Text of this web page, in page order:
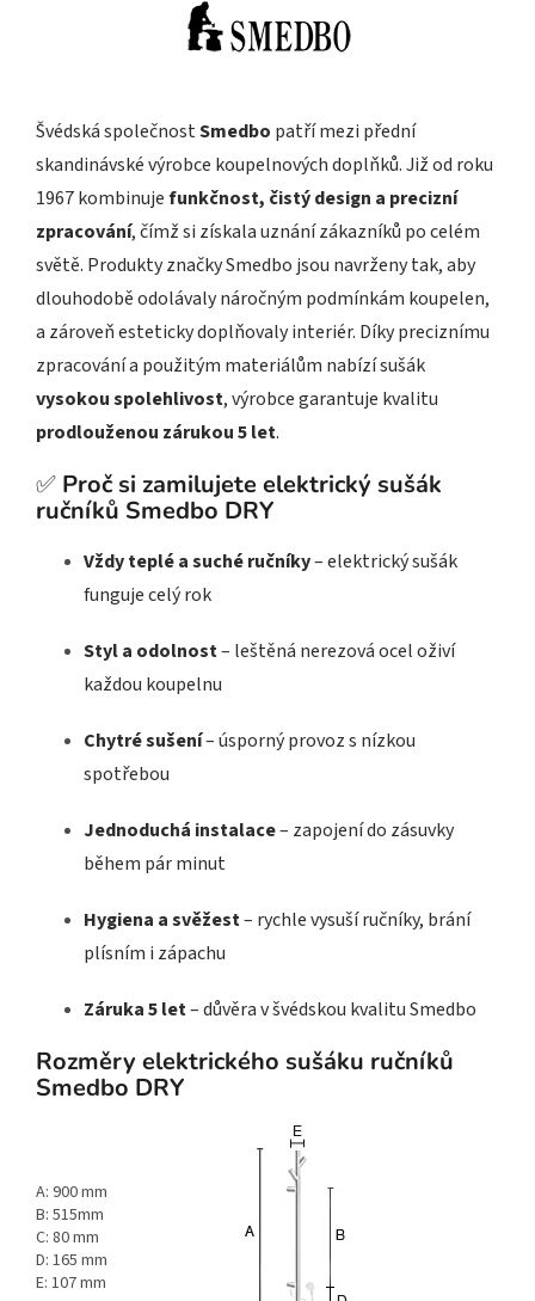
Švédská společnostSmedbo patří mezi přední
skandinávské výrobce koupelnových doplňků. Již od roku
1967 kombinujefunkčnost, čistý design a precizní
zpracování, čímž si získala uznání zákazníků po celém
světě. Produkty značky Smedbo jsou navrženy tak, aby
dlouhodobě odolávaly náročným podmínkám koupelen,
a zároveň esteticky doplňovaly interiér. Díky preciznímu
zpracování a použitým materiálům nabízí sušák
vysokou spolehlivost, výrobce garantuje kvalitu
prodlouženou zárukou 5 let.
✅ Proč si zamilujete elektrický sušák
ručníků Smedbo DRY
Vždy teplé a suché ručníky– elektrický sušák
funguje celý rok
Styl a odolnost– leštěná nerezová ocel oživí
každou koupelnu
Chytré sušení– úsporný provoz s nízkou
spotřebou
Jednoduchá instalace– zapojení do zásuvky
během pár minut
Hygiena a svěžest– rychle vysuší ručníky, brání
plísním i zápachu
Záruka 5 let– důvěra v švédskou kvalitu Smedbo
Rozměry elektrického sušáku ručníků
Smedbo DRY
A: 900 mm
B: 515mm
C: 80 mm
D: 165 mm
E: 107 mm